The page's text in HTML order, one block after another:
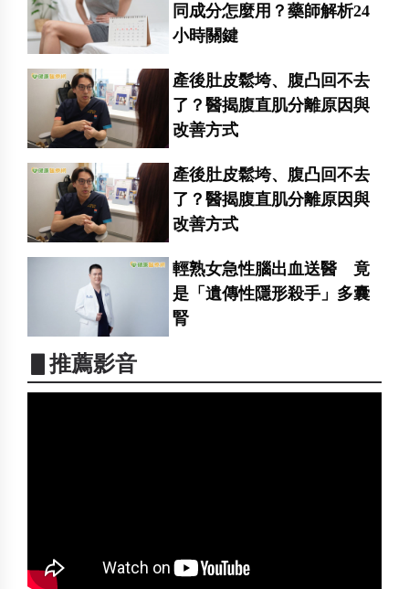
同成分怎麼用？藥師解析24
小時關鍵
產後肚皮鬆垮、腹凸回不去
了？醫揭腹直肌分離原因與
改善方式
產後肚皮鬆垮、腹凸回不去
了？醫揭腹直肌分離原因與
改善方式
輕熟女急性腦出血送醫 竟
是「遺傳性隱形殺手」多囊
腎
▋推薦影音